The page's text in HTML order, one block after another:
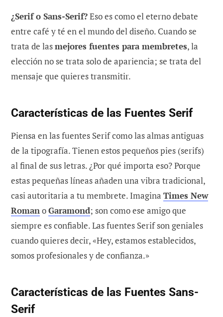
¿Serif o Sans-Serif?Eso es como el eterno debate
entre café y té en el mundo del diseño. Cuando se
trata de lasmejores fuentes para membretes, la
elección no se trata solo de apariencia; se trata del
mensaje que quieres transmitir.
Características de las Fuentes Serif
Piensa en las fuentes Serif como las almas antiguas
de la tipografía. Tienen estos pequeños pies (serifs)
al final de sus letras. ¿Por qué importa eso? Porque
estas pequeñas líneas añaden una vibra tradicional,
casi autoritaria a tu membrete. Imagina Times New
RomanoGaramond; son como ese amigo que
siempre es confiable. Las fuentes Serif son geniales
cuando quieres decir, «Hey, estamos establecidos,
somos profesionales y de confianza.»
Características de las Fuentes Sans-
Serif